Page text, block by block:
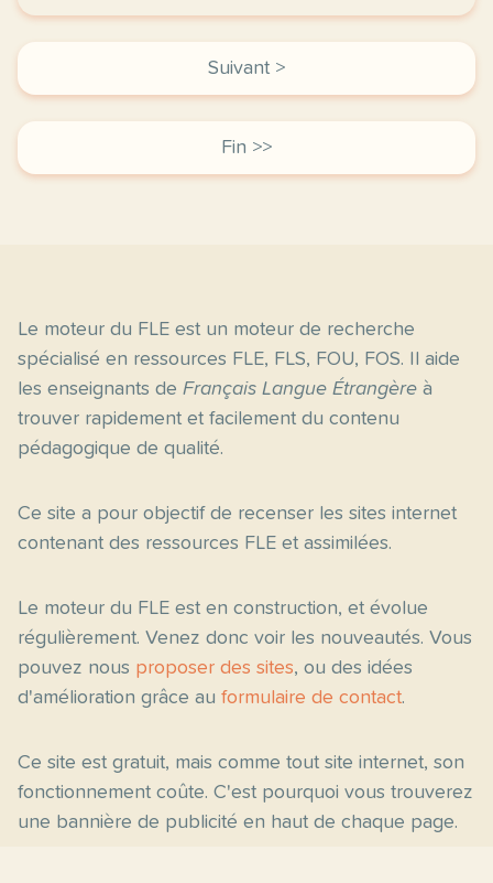
Suivant >
Fin >>
Le moteur du FLE est un moteur de recherche
spécialisé en ressources FLE, FLS, FOU, FOS. Il aide
les enseignants de Français Langue Étrangère à
trouver rapidement et facilement du contenu
pédagogique de qualité.
Ce site a pour objectif de recenser les sites internet
contenant des ressources FLE et assimilées.
Le moteur du FLE est en construction, et évolue
régulièrement. Venez donc voir les nouveautés. Vous
pouvez nous proposer des sites, ou des idées
d'amélioration grâce au formulaire de contact.
Ce site est gratuit, mais comme tout site internet, son
fonctionnement coûte. C'est pourquoi vous trouverez
une bannière de publicité en haut de chaque page.